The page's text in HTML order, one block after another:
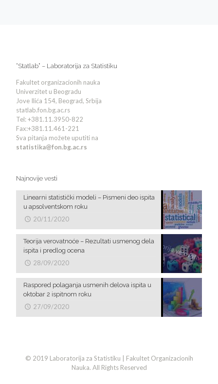
“Statlab” – Laboratorija za Statistiku
Fakultet organizacionih nauka
Univerzitet u Beogradu
Jove Ilića 154, Beograd, Srbija
statlab.fon.bg.ac.rs
Tel: +381.11.3950-822
Fax:+381.11.461-221
Sva pitanja možete uputiti na
statistika@fon.bg.ac.rs
Najnovije vesti
Linearni statistički modeli – Pismeni deo ispita
u apsolventskom roku
20/11/2020
Teorija verovatnoće – Rezultati usmenog dela
ispita i predlog ocena
28/09/2020
Raspored polaganja usmenih delova ispita u
oktobar 2 ispitnom roku
27/09/2020
© 2019 Laboratorija za Statistiku | Fakultet Organizacionih
Nauka. All Rights Reserved